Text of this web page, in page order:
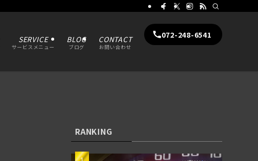
SERVICE
サービスメニュー
BLOG
ブログ
CONTACT
お問い合わせ
072-248-6541
RANKING